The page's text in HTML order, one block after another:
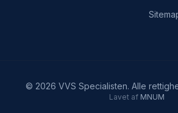
© 2026 VVS Specialisten. Alle
Lavet af MNUM